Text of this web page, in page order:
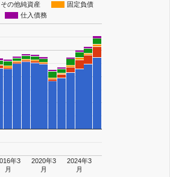
その他純資産
固定負債
仕入債務
年3
月
2020年3
月
2024年3
月